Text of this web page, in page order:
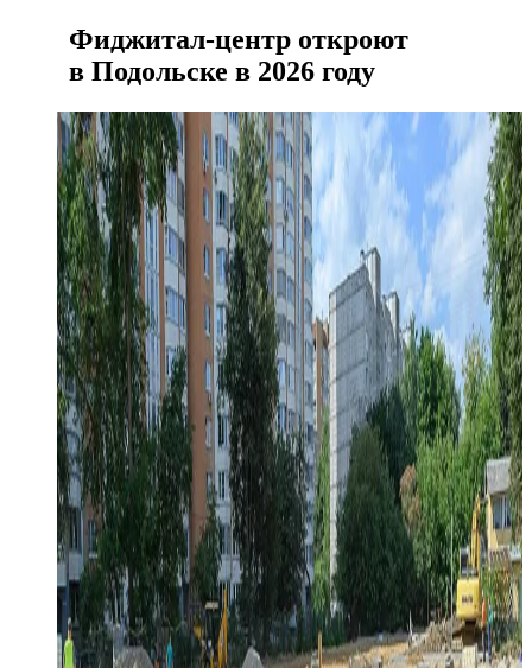
Фиджитал-центр откроют
в Подольске в 2026 году